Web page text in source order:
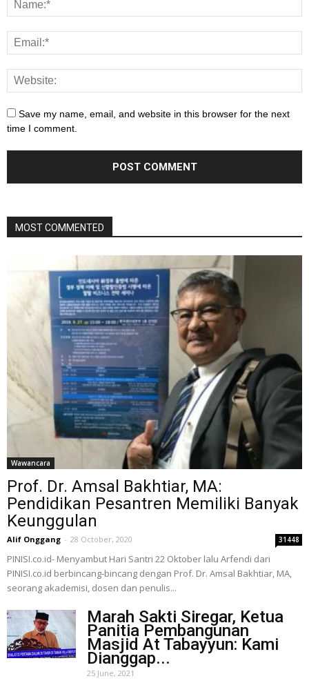
Save my name, email, and website in this browser for the next
time I comment.
MOST COMMENTED
Wawancara
Prof. Dr. Amsal Bakhtiar, MA:
Pendidikan Pesantren Memiliki Banyak
Keunggulan
Alif Onggang - 28 October, 2020 31448
PINISI.co.id- Menyambut Hari Santri 22 Oktober lalu Arfendi dari
PINISI.co.id berbincang-bincang dengan Prof. Dr. Amsal Bakhtiar, MA,
seorang akademisi, dosen dan penulis...
Marah Sakti Siregar, Ketua
Panitia Pembangunan
Masjid At Tabayyun: Kami
Dianggap...
25 June, 2021